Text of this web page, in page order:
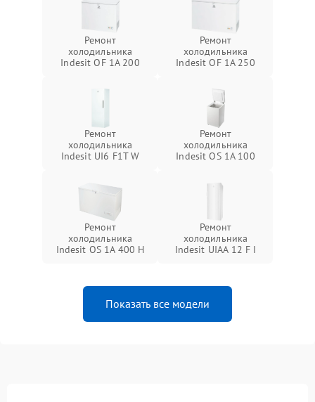
Ремонт
холодильника
Indesit OF 1A 200
Ремонт
холодильника
Indesit OF 1A 250
Ремонт
холодильника
Indesit UI6 F1T W
Ремонт
холодильника
Indesit OS 1A 100
Ремонт
холодильника
Indesit OS 1A 400 H
Ремонт
холодильника
Indesit UIAA 12 F I
Показать все модели